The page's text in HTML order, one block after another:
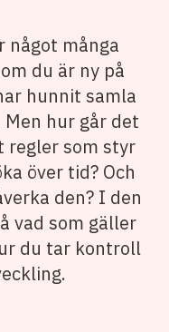
något många
du är ny på
hunnit samla
hur går det
regler som styr
över tid? Och
den? I den
vad som gäller
du tar kontroll